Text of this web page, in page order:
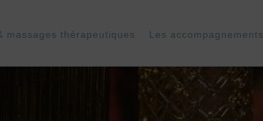
massages thérapeutiques Les accompagnements